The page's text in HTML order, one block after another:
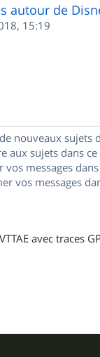
autour de
15:19
nouveaux sujets
aux sujets dans
vos messages
vos messages
avec traces